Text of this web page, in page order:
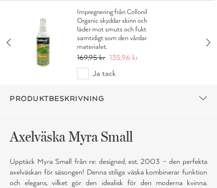
Impregnering från Collonil
Organic skyddar skinn och
läder mot smuts och fukt
samtidigt som den vårdar
materialet.
169,95 kr 135,96 kr
Ja tack
PRODUKTBESKRIVNING
Axelväska Myra Small
Upptäck Myra Small från re: designed, est. 2003 – den perfekta
axelväskan för säsongen! Denna stiliga väska kombinerar funktion
och elegans, vilket gör den idealisk för den moderna kvinna.